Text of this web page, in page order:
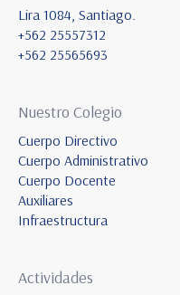
Lira 1084, Santiago.
+562 25557312
+562 25565693
Nuestro Colegio
Cuerpo Directivo
Cuerpo Administrativo
Cuerpo Docente
Auxiliares
Infraestructura
Actividades